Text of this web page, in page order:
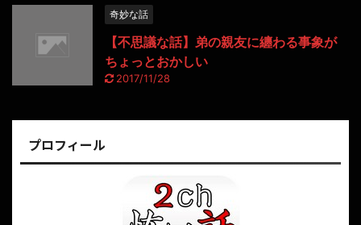
奇妙な話
【不思議な話】弟の親友に纏わる事象が
ちょっとおかしい
2017/11/28
プロフィール